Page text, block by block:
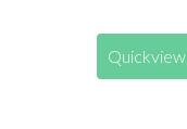
Quickview